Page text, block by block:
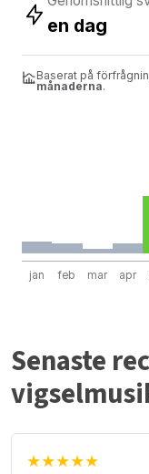
en dag
Baserat på
månaderna.
jan feb mar apr
Senaste
★★★★★